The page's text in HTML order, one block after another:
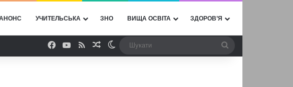
УЧИТЕЛЬСЬКА ЗНО ВИЩА ОСВІТА ЗДОРОВ’Я
Facebook
YouTube
RSSВипадкова стаття
Switch skin